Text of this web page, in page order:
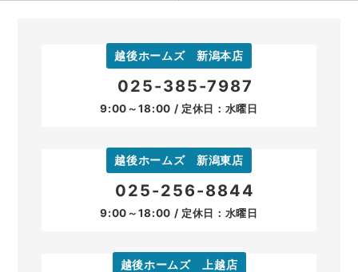
越後ホームズ 新潟本店
025-385-7987
9:00～18:00 / 定休日：水曜日
越後ホームズ 新潟東店
025-256-8844
9:00～18:00 / 定休日：水曜日
越後ホームズ 上越店